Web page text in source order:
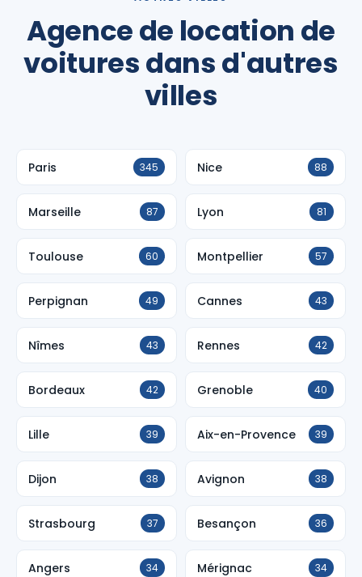
Agence de location de
voitures dans d'autres
villes
Paris 345 Nice 88
Marseille 87 Lyon 81
Toulouse 60 Montpellier 57
Perpignan 49 Cannes 43
Nîmes 43 Rennes 42
Bordeaux 42 Grenoble 40
Lille 39 Aix-en-Provence 39
Dijon 38 Avignon 38
Strasbourg 37 Besançon 36
Angers 34 Mérignac 34